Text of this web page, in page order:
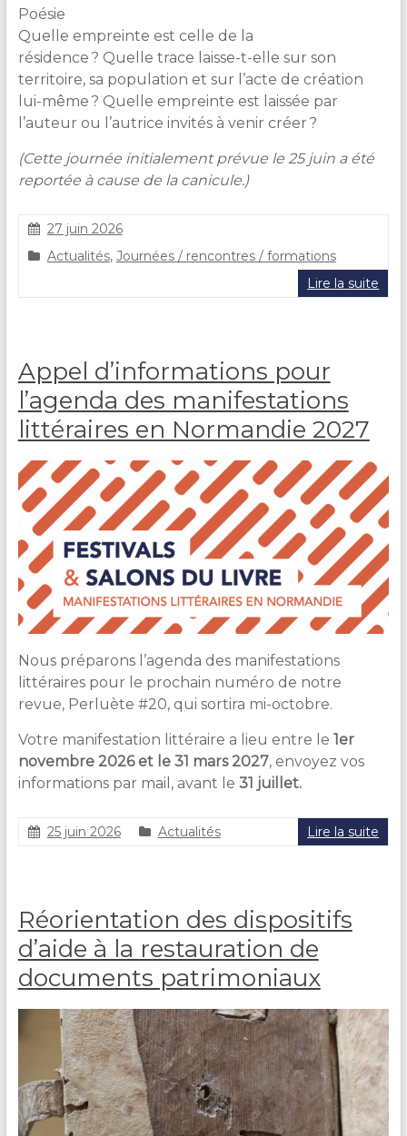
Poésie
Quelle empreinte est celle de la
résidence ? Quelle trace laisse-t-elle sur son
territoire, sa population et sur l’acte de création
lui-même ? Quelle empreinte est laissée par
l’auteur ou l’autrice invités à venir créer ?
(Cette journée initialement prévue le 25 juin a été
reportée à cause de la canicule.)
S
t
i
e
C
A
L
I
E
R
27 juin 2026
Actualités, Journées / rencontres / formations
Lire la suite
Appel d’informations pour
l’agenda des manifestations
littéraires en Normandie 2027
Nous préparons l’agenda des manifestations
littéraires pour le prochain numéro de notre
revue, Perluète #20, qui sortira mi-octobre.
Votre manifestation littéraire a lieu entre le 1er
novembre 2026 et le 31 mars 2027, envoyez vos
informations par mail, avant le 31 juillet.
r
e
D
U
R
A
25 juin 2026 Actualités Lire la suite
Réorientation des dispositifs
d’aide à la restauration de
documents patrimoniaux